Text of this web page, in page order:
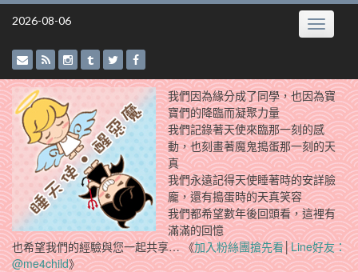
Skip
2026-08-06 Toggle
我們因為緣分成了同學，也因為寶
寶們的降臨而凝聚力量
我們記錄著天使來臨那一刻的感
動，也刻畫著魔鬼搗蛋那一刻的天
真
我們永遠記得天使睡著時的安詳臉
龐，還有搗蛋時的天真笑容
我們都希望數年後回頭看，這裡有
滿滿的回憶
也希望我們的經驗與您一起共享… 《加入粉絲團搶先看│Line好友：
@me4child》